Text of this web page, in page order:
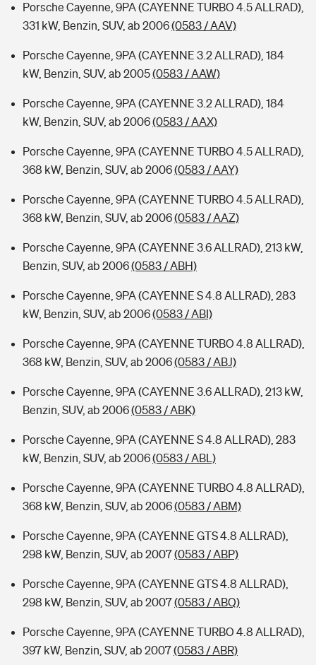
Porsche Cayenne, 9PA (CAYENNE TURBO 4.5 ALLRAD),
331 kW, Benzin, SUV, ab 2006(0583 / AAV)
Porsche Cayenne, 9PA (CAYENNE 3.2 ALLRAD), 184
kW, Benzin, SUV, ab 2005(0583 / AAW)
Porsche Cayenne, 9PA (CAYENNE 3.2 ALLRAD), 184
kW, Benzin, SUV, ab 2006(0583 / AAX)
Porsche Cayenne, 9PA (CAYENNE TURBO 4.5 ALLRAD),
368 kW, Benzin, SUV, ab 2006(0583 / AAY)
Porsche Cayenne, 9PA (CAYENNE TURBO 4.5 ALLRAD),
368 kW, Benzin, SUV, ab 2006(0583 / AAZ)
Porsche Cayenne, 9PA (CAYENNE 3.6 ALLRAD), 213 kW,
Benzin, SUV, ab 2006(0583 / ABH)
Porsche Cayenne, 9PA (CAYENNE S 4.8 ALLRAD), 283
kW, Benzin, SUV, ab 2006(0583 / ABI)
Porsche Cayenne, 9PA (CAYENNE TURBO 4.8 ALLRAD),
368 kW, Benzin, SUV, ab 2006(0583 / ABJ)
Porsche Cayenne, 9PA (CAYENNE 3.6 ALLRAD), 213 kW,
Benzin, SUV, ab 2006(0583 / ABK)
Porsche Cayenne, 9PA (CAYENNE S 4.8 ALLRAD), 283
kW, Benzin, SUV, ab 2006(0583 / ABL)
Porsche Cayenne, 9PA (CAYENNE TURBO 4.8 ALLRAD),
368 kW, Benzin, SUV, ab 2006(0583 / ABM)
Porsche Cayenne, 9PA (CAYENNE GTS 4.8 ALLRAD),
298 kW, Benzin, SUV, ab 2007(0583 / ABP)
Porsche Cayenne, 9PA (CAYENNE GTS 4.8 ALLRAD),
298 kW, Benzin, SUV, ab 2007(0583 / ABQ)
Porsche Cayenne, 9PA (CAYENNE TURBO 4.8 ALLRAD),
397 kW, Benzin, SUV, ab 2007(0583 / ABR)